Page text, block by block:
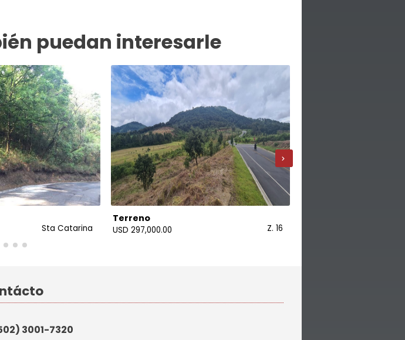
puedan interesarle
Sta Catarina
Terreno
USD 297,000.00 Z. 16
›
3001-7320